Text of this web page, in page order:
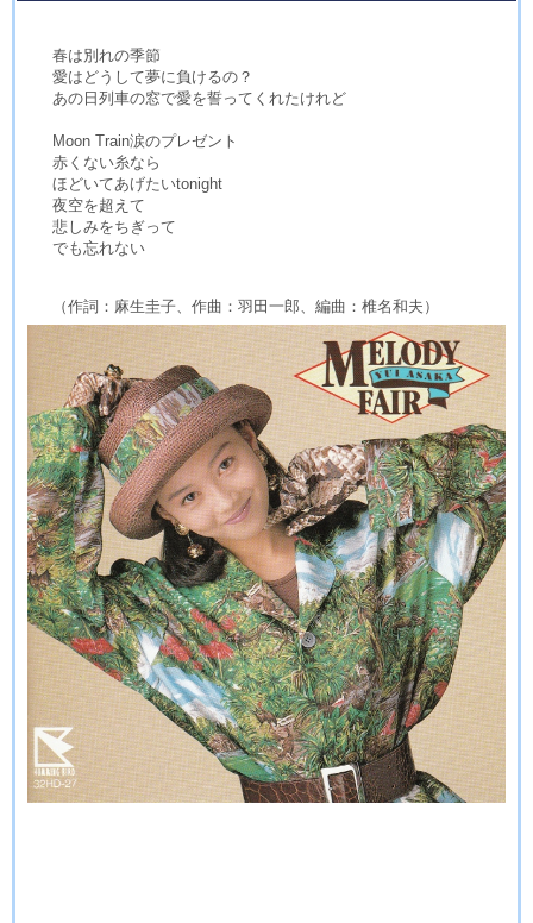
春は別れの季節
愛はどうして夢に負けるの？
あの日列車の窓で愛を誓ってくれたけれど
Moon Train涙のプレゼント
赤くない糸なら
ほどいてあげたいtonight
夜空を超えて
悲しみをちぎって
でも忘れない
（作詞：麻生圭子、作曲：羽田一郎、編曲：椎名和夫）